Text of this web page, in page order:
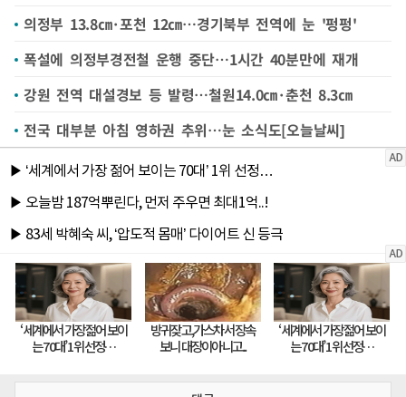
의정부 13.8㎝·포천 12㎝…경기북부 전역에 눈 '펑펑'
폭설에 의정부경전철 운행 중단…1시간 40분만에 재개
강원 전역 대설경보 등 발령…철원14.0㎝·춘천 8.3㎝
전국 대부분 아침 영하권 추위…눈 소식도[오늘날씨]